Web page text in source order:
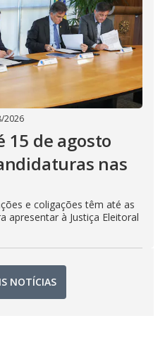
2026
15 de agosto
nas
e coligações têm até as
apresentar à Justiça Eleitoral
NOTÍCIAS